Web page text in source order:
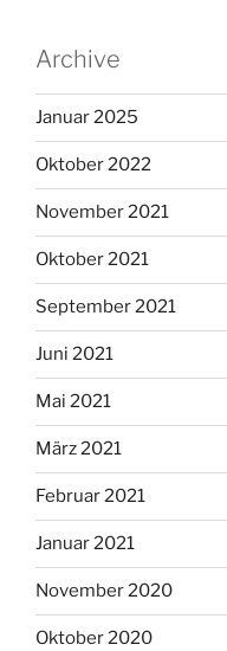
Archive
Januar 2025
Oktober 2022
November 2021
Oktober 2021
September 2021
Juni 2021
Mai 2021
März 2021
Februar 2021
Januar 2021
November 2020
Oktober 2020